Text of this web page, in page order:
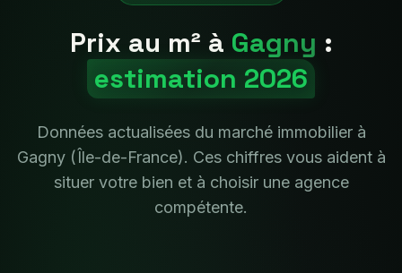
Prix au m² à Gagny :
estimation 2026
Données actualisées du marché immobilier à
Gagny(Île-de-France). Ces chiffres vous aident à
situer votre bien et à choisir une agence
compétente.